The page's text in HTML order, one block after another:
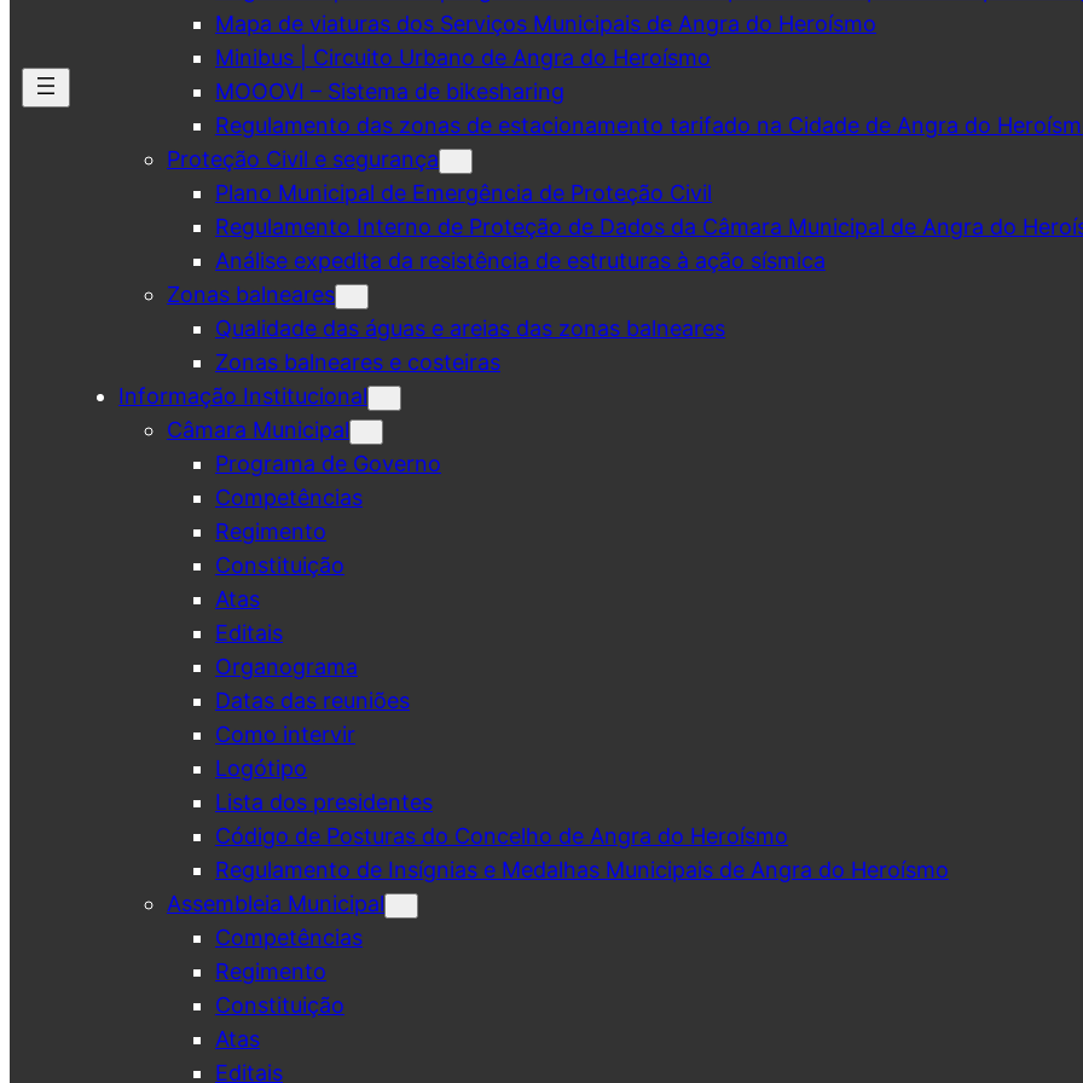
Mapa de viaturas dos Serviços Municipais de Angra do Heroísmo
Minibus | Circuito Urbano de Angra do Heroísmo
MOOOVI – Sistema de bikesharing
Regulamento das zonas de estacionamento tarifado na Cidade de Angra do
Proteção Civil e segurança
Plano Municipal de Emergência de Proteção Civil
Regulamento Interno de Proteção de Dados da Câmara Municipal de Angra do
Análise expedita da resistência de estruturas à ação sísmica
Zonas balneares
Qualidade das águas e areias das zonas balneares
Zonas balneares e costeiras
Informação Institucional
Câmara Municipal
Programa de Governo
Competências
Regimento
Constituição
Atas
Editais
Organograma
Datas das reuniões
Como intervir
Logótipo
Lista dos presidentes
Código de Posturas do Concelho de Angra do Heroísmo
Regulamento de Insígnias e Medalhas Municipais de Angra do Heroísmo
Assembleia Municipal
Competências
Regimento
Constituição
Atas
Editais